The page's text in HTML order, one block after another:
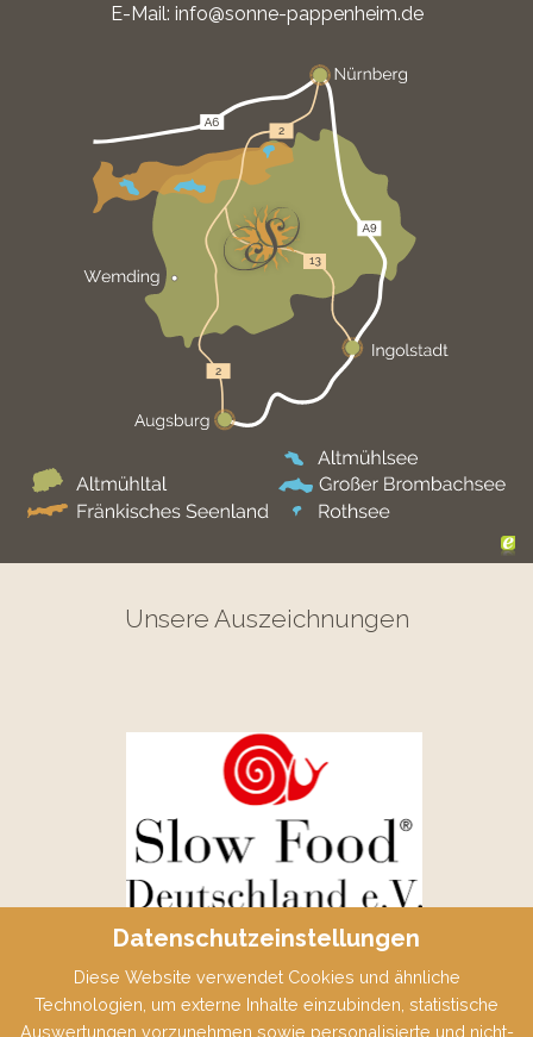
Datenschutzeinstellungen
Diese Website verwendet Cookies und ähnliche
Technologien, um externe Inhalte einzubinden, statistische
Auswertungen vorzunehmen sowie personalisierte und nicht-
E-Mail: info@sonne-pappenheim.de
Unsere Auszeichnungen